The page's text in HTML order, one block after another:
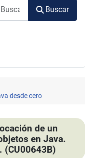
Buscar
desde cero
de un
en Java.
(CU00643B)